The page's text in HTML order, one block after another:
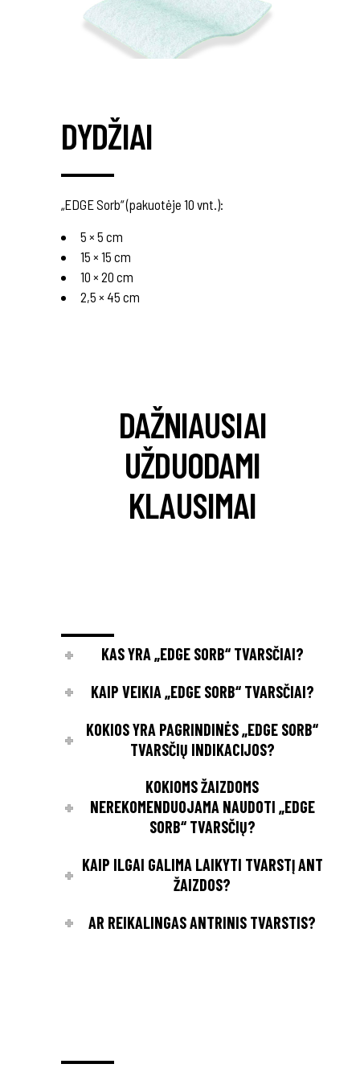
DYDŽIAI
„EDGE Sorb“ (pakuotėje 10 vnt.):
5 × 5 cm
15 × 15 cm
10 × 20 cm
2,5 × 45 cm
DAŽNIAUSIAI
UŽDUODAMI
KLAUSIMAI
KAS YRA „EDGE SORB“ TVARSČIAI?
KAIP VEIKIA „EDGE SORB“ TVARSČIAI?
KOKIOS YRA PAGRINDINĖS „EDGE SORB“
TVARSČIŲ INDIKACIJOS?
KOKIOMS ŽAIZDOMS
NEREKOMENDUOJAMA NAUDOTI „EDGE
SORB“ TVARSČIŲ?
KAIP ILGAI GALIMA LAIKYTI TVARSTĮ ANT
ŽAIZDOS?
AR REIKALINGAS ANTRINIS TVARSTIS?